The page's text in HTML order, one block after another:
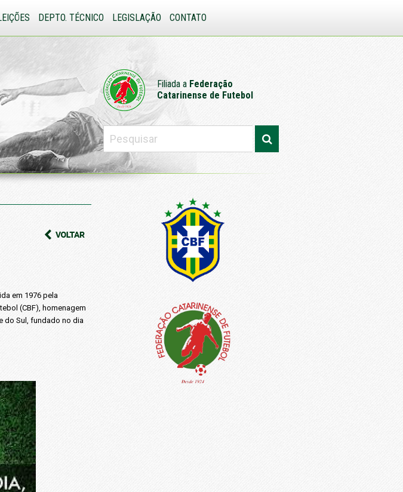
DEPTO. TÉCNICO LEGISLAÇÃO CONTATO
Filiada a Federação
Catarinense de Futebol
em 1976 pela
(CBF), homenagem
do Sul, fundado no dia